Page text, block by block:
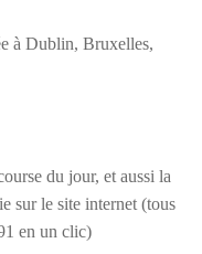
à Dublin, Bruxelles,
du jour, et aussi la
sur le site internet (tous
en un clic)